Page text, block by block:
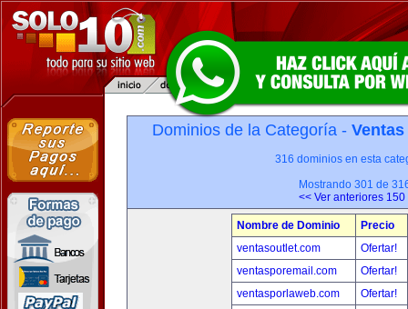
Dominios de la Categoría -
316 dominios en esta
Mostrando 301 de
<< Ver anteriores 150
Nombre de Dominio
Precio
ventasoutlet.com
Ofertar!
ventasporemail.com
Ofertar!
ventasporlaweb.com
Ofertar!